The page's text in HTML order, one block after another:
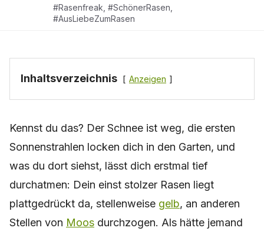
#Rasenfreak, #SchönerRasen,
#AusLiebeZumRasen
Inhaltsverzeichnis Anzeigen
Kennst du das? Der Schnee ist weg, die ersten
Sonnenstrahlen locken dich in den Garten, und
was du dort siehst, lässt dich erstmal tief
durchatmen: Dein einst stolzer Rasen liegt
plattgedrückt da, stellenweise gelb, an anderen
Stellen von Moos durchzogen. Als hätte jemand